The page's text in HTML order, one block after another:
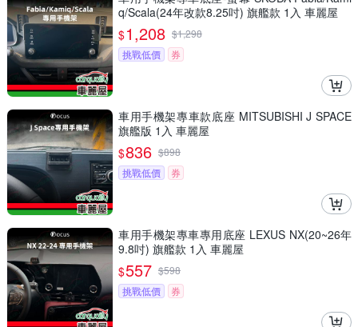
q/Scala(24年改款8.25吋) 旗艦款 1入 車麗屋
$1,208 $1,298
挑戰低價
券
車用手機架專車款底座 MITSUBISHI J SPACE
旗艦版 1入 車麗屋
$836 $898
挑戰低價
券
車用手機架專車專用底座 LEXUS NX(20~26年
9.8吋) 旗艦款 1入 車麗屋
$557 $598
挑戰低價
券